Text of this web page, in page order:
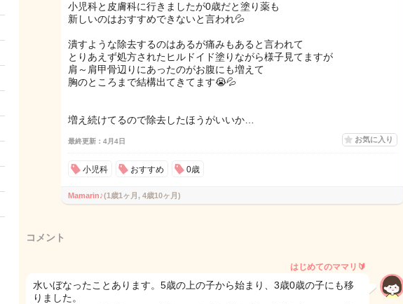
小児科と皮膚科に行きましたが0歳だと塗り薬も
新しいのはおすすめできないと言われ💦
潰すような除去するのはあるが痛みもあると言われて
とりあえず処方されたヒルドイド塗りながら様子見てますが
肩～肩甲骨辺りにあったのがお腹にも増えて
胸のところまで結構出てきてます😭💦
増え続けてるので除去したほうがいいか…
最終更新：4月4日 お気に入り
小児科 おすすめ 0歳
Mamarin♪(1歳1ヶ月, 4歳10ヶ月)
コメント
はじめてのママリ🔰
水いぼなったことあります。5歳の上の子から始まり、3歳0歳の子にも移
りました。